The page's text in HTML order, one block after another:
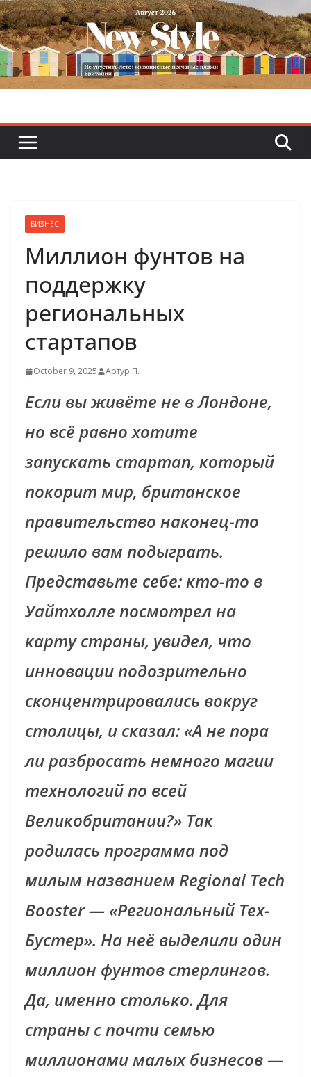
Skip
to
content
БИЗНЕС
Миллион фунтов на
поддержку
региональных
стартапов
October 9, 2025 Артур П.
Если вы живёте не в Лондоне,
но всё равно хотите
запускать стартап, который
покорит мир, британское
правительство наконец-то
решило вам подыграть.
Представьте себе: кто-то в
Уайтхолле посмотрел на
карту страны, увидел, что
инновации подозрительно
сконцентрировались вокруг
столицы, и сказал: «А не пора
ли разбросать немного магии
технологий по всей
Великобритании?» Так
родилась программа под
милым названием Regional Tech
Booster — «Региональный Тех-
Бустер». На неё выделили один
миллион фунтов стерлингов.
Да, именно столько. Для
страны с почти семью
миллионами малых бизнесов —